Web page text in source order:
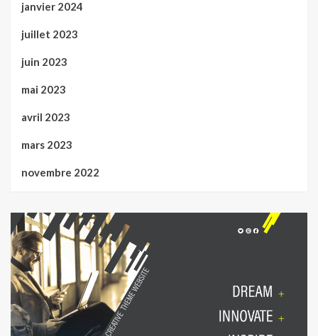
janvier 2024
juillet 2023
juin 2023
mai 2023
avril 2023
mars 2023
novembre 2022